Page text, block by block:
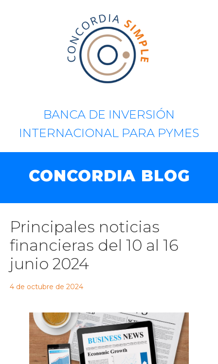
BANCA DE INVERSIÓN
INTERNACIONAL PARA PYMES
CONCORDIA BLOG
Principales noticias
financieras del 10 al 16
junio 2024
4 de octubre de 2024